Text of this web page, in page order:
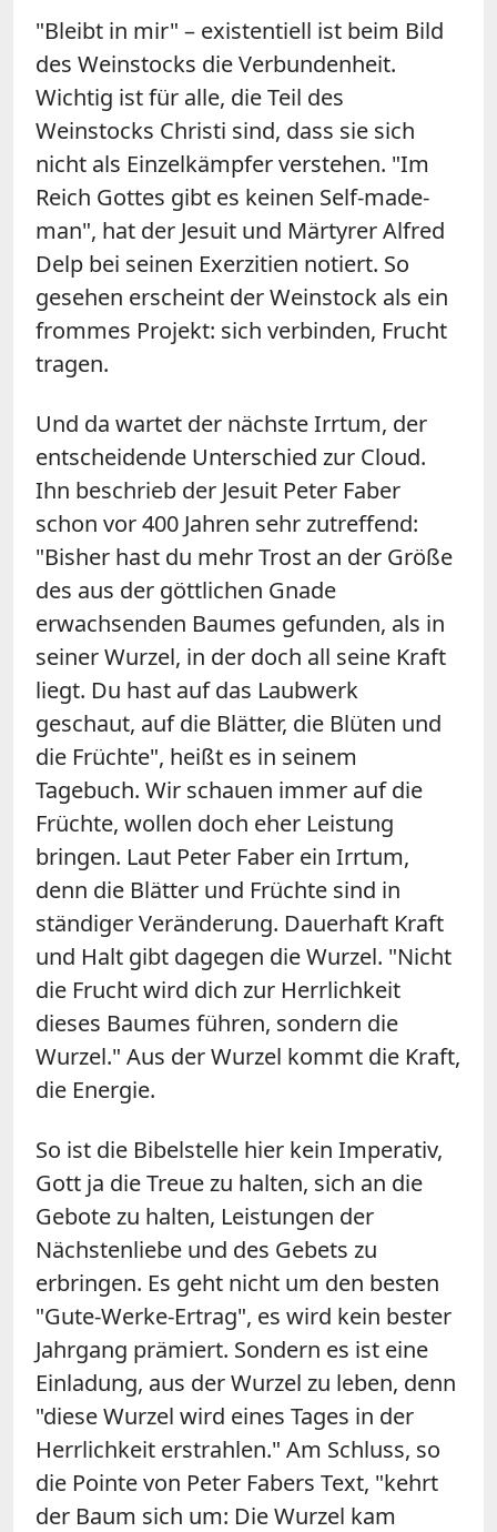
"Bleibt in mir" – existentiell ist beim Bild
des Weinstocks die Verbundenheit.
Wichtig ist für alle, die Teil des
Weinstocks Christi sind, dass sie sich
nicht als Einzelkämpfer verstehen. "Im
Reich Gottes gibt es keinen Self-made-
man", hat der Jesuit und Märtyrer Alfred
Delp bei seinen Exerzitien notiert. So
gesehen erscheint der Weinstock als ein
frommes Projekt: sich verbinden, Frucht
tragen.
Und da wartet der nächste Irrtum, der
entscheidende Unterschied zur Cloud.
Ihn beschrieb der Jesuit Peter Faber
schon vor 400 Jahren sehr zutreffend:
"Bisher hast du mehr Trost an der Größe
des aus der göttlichen Gnade
erwachsenden Baumes gefunden, als in
seiner Wurzel, in der doch all seine Kraft
liegt. Du hast auf das Laubwerk
geschaut, auf die Blätter, die Blüten und
die Früchte", heißt es in seinem
Tagebuch. Wir schauen immer auf die
Früchte, wollen doch eher Leistung
bringen. Laut Peter Faber ein Irrtum,
denn die Blätter und Früchte sind in
ständiger Veränderung. Dauerhaft Kraft
und Halt gibt dagegen die Wurzel. "Nicht
die Frucht wird dich zur Herrlichkeit
dieses Baumes führen, sondern die
Wurzel." Aus der Wurzel kommt die Kraft,
die Energie.
So ist die Bibelstelle hier kein Imperativ,
Gott ja die Treue zu halten, sich an die
Gebote zu halten, Leistungen der
Nächstenliebe und des Gebets zu
erbringen. Es geht nicht um den besten
"Gute-Werke-Ertrag", es wird kein bester
Jahrgang prämiert. Sondern es ist eine
Einladung, aus der Wurzel zu leben, denn
"diese Wurzel wird eines Tages in der
Herrlichkeit erstrahlen." Am Schluss, so
die Pointe von Peter Fabers Text, "kehrt
der Baum sich um: Die Wurzel kam